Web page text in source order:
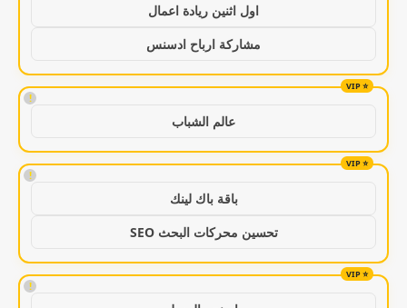
اول اثنين ريادة اعمال
مشاركة ارباح ادسنس
!
عالم الشباب
!
باقة باك لينك
تحسين محركات البحث SEO
!